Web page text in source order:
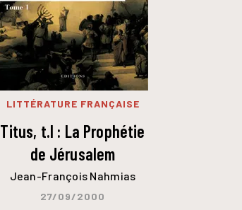
LITTÉRATURE FRANÇAISE
Titus, t.I : La Prophétie
de Jérusalem
Jean-François Nahmias
27/09/2000